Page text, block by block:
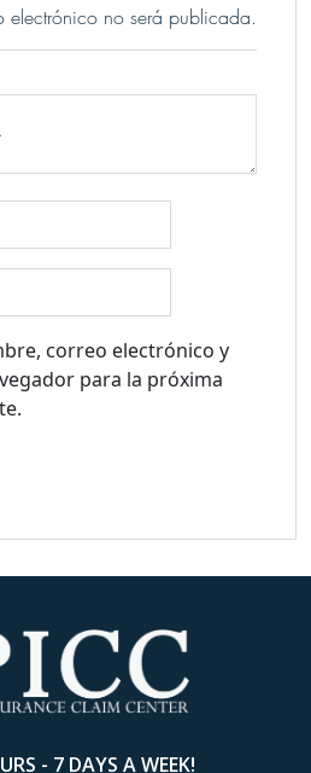
electrónico no será publicada.
correo electrónico y
para la próxima
- 7 DAYS A WEEK!